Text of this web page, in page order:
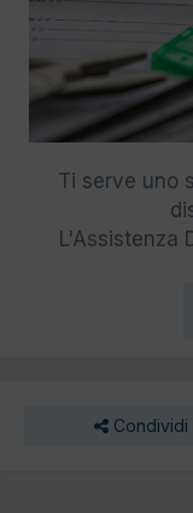
Ti serve uno
L'Assistenza
Condividi